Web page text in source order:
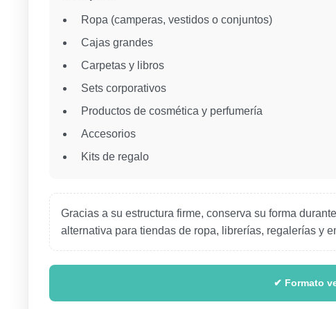
Ropa (camperas, vestidos o conjuntos)
Cajas grandes
Carpetas y libros
Sets corporativos
Productos de cosmética y perfumería
Accesorios
Kits de regalo
Gracias a su estructura firme, conserva su forma
alternativa para tiendas de ropa, librerías, regalerías y
✔ Formato